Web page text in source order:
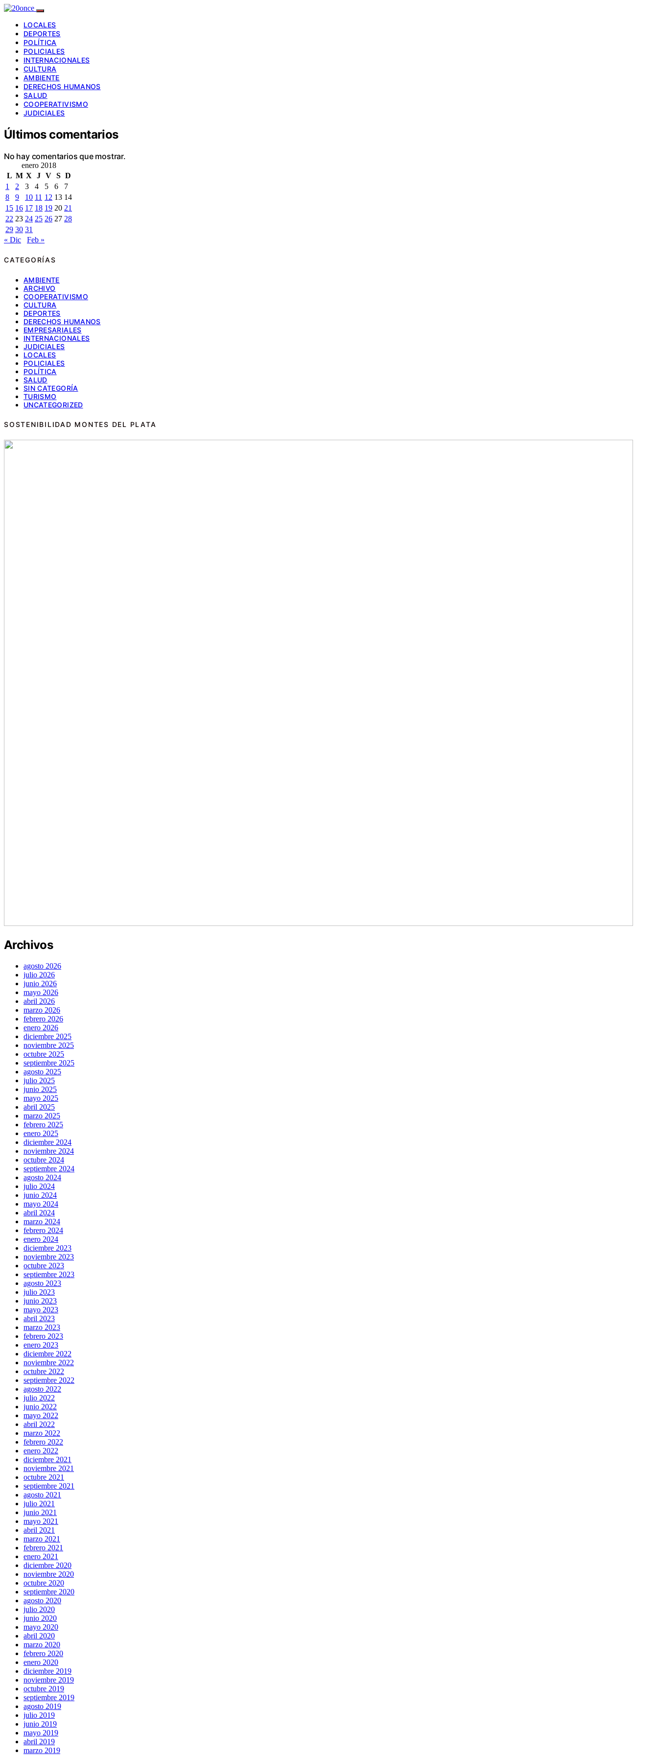
LOCALES
DEPORTES
POLÍTICA
POLICIALES
INTERNACIONALES
CULTURA
AMBIENTE
DERECHOS HUMANOS
SALUD
COOPERATIVISMO
JUDICIALES
Últimos comentarios
No hay comentarios que mostrar.
enero 2018
L M X J V S D
1
2 3 4 5 6
7
8
9 10 11 12 13 14
15 16 17 18 19 20 21
22 23 24 25 26 27 28
29 30 31
« Dic
Feb »
CATEGORÍAS
AMBIENTE
ARCHIVO
COOPERATIVISMO
CULTURA
DEPORTES
DERECHOS HUMANOS
EMPRESARIALES
INTERNACIONALES
JUDICIALES
LOCALES
POLICIALES
POLÍTICA
SALUD
SIN CATEGORÍA
TURISMO
UNCATEGORIZED
SOSTENIBILIDAD MONTES DEL PLATA
Archivos
agosto 2026
julio 2026
junio 2026
mayo 2026
abril 2026
marzo 2026
febrero 2026
enero 2026
diciembre 2025
noviembre 2025
octubre 2025
septiembre 2025
agosto 2025
julio 2025
junio 2025
mayo 2025
abril 2025
marzo 2025
febrero 2025
enero 2025
diciembre 2024
noviembre 2024
octubre 2024
septiembre 2024
agosto 2024
julio 2024
junio 2024
mayo 2024
abril 2024
marzo 2024
febrero 2024
enero 2024
diciembre 2023
noviembre 2023
octubre 2023
septiembre 2023
agosto 2023
julio 2023
junio 2023
mayo 2023
abril 2023
marzo 2023
febrero 2023
enero 2023
diciembre 2022
noviembre 2022
octubre 2022
septiembre 2022
agosto 2022
julio 2022
junio 2022
mayo 2022
abril 2022
marzo 2022
febrero 2022
enero 2022
diciembre 2021
noviembre 2021
octubre 2021
septiembre 2021
agosto 2021
julio 2021
junio 2021
mayo 2021
abril 2021
marzo 2021
febrero 2021
enero 2021
diciembre 2020
noviembre 2020
octubre 2020
septiembre 2020
agosto 2020
julio 2020
junio 2020
mayo 2020
abril 2020
marzo 2020
febrero 2020
enero 2020
diciembre 2019
noviembre 2019
octubre 2019
septiembre 2019
agosto 2019
julio 2019
junio 2019
mayo 2019
abril 2019
marzo 2019